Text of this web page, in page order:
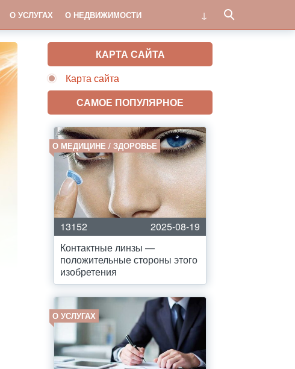
О УСЛУГАХ О НЕДВИЖИМОСТИ
КАРТА САЙТА
Карта сайта
САМОЕ ПОПУЛЯРНОЕ
О МЕДИЦИНЕ / ЗДОРОВЬЕ
13152
2025-08-19
Контактные линзы —
положительные стороны этого
изобретения
О УСЛУГАХ